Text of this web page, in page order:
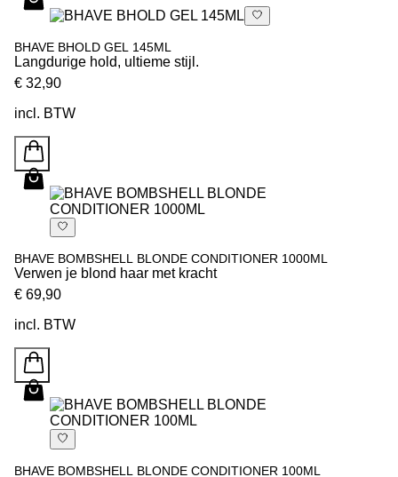
BHAVE BHOLD GEL 145ML
Langdurige hold, ultieme stijl.
€ 32,90
incl. BTW
BHAVE BOMBSHELL BLONDE CONDITIONER 1000ML
Verwen je blond haar met kracht
€ 69,90
incl. BTW
BHAVE BOMBSHELL BLONDE CONDITIONER 100ML